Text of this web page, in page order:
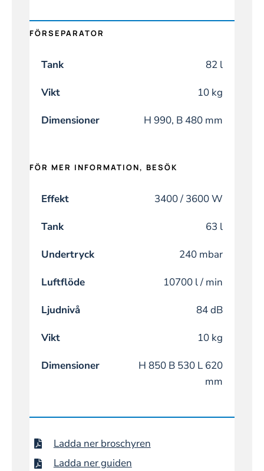
FÖRSEPARATOR
Tank 82 l
Vikt 10 kg
Dimensioner H 990, B 480 mm
FÖR MER INFORMATION, BESÖK
Effekt 3400 / 3600 W
Tank 63 l
Undertryck 240 mbar
Luftflöde 10700 l / min
Ljudnivå 84 dB
Vikt 10 kg
Dimensioner
H 850 B 530 L 620
mm
Ladda ner broschyren
Ladda ner guiden